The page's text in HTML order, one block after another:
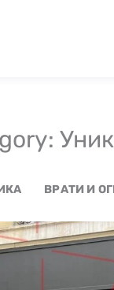
ВРАТИ И